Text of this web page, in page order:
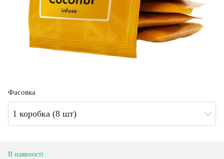
Фасовка
1 коробка (8 шт)
В наявності